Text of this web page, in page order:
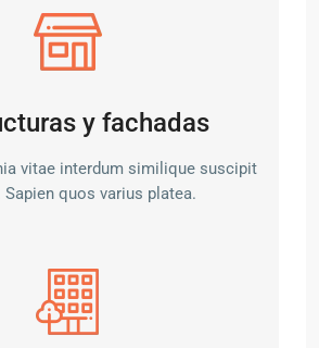
y fachadas
vitae interdum similique suscipit
Sapien quos varius platea.